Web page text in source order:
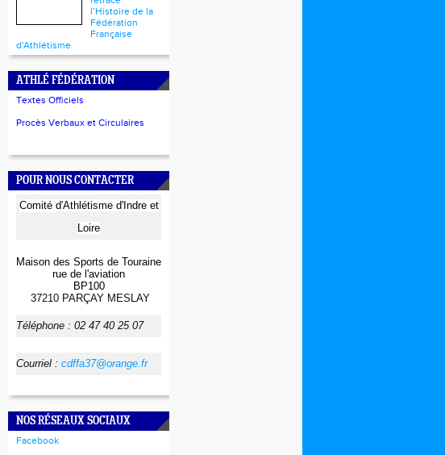
l’Histoire de la
Fédération
Française
d'Athlétisme.
ATHLÉ FÉDÉRATION
Textes Officiels
Procès Verbaux et Circulaires
POUR NOUS CONTACTER
Comité d'Athlétisme d'Indre et
Loire
Maison des Sports de Touraine
rue de l'aviation
BP100
37210 PARÇAY MESLAY
Téléphone : 02 47 40 25 07
Courriel : cdffa37@orange.fr
NOS RÉSEAUX SOCIAUX
Facebook